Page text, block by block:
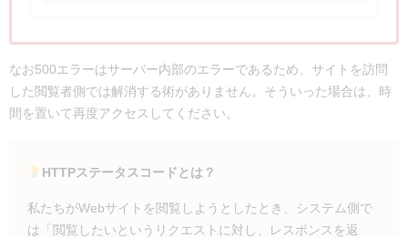
なお500エラーはサーバー内部のエラーであるため、サイトを訪問
した閲覧者側では解消する術がありません。そういった場合は、時
間を置いて再度アクセスしてください。
HTTPステータスコードとは？
私たちがWebサイトを閲覧しようとしたとき、システム側で
は「閲覧したいというリクエストに対し、レスポンスを返